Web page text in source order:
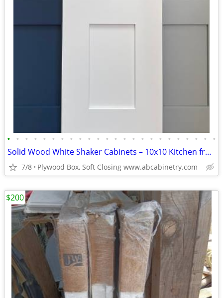
• • • • • • • • • • • • • • • • • • • • • • • •
Solid Wood White Shaker Cabinets – 10x10 Kitchen from $1,950+ (Free De
7/8 Plywood Box, Soft Closing www.abcabinetry.com
$200